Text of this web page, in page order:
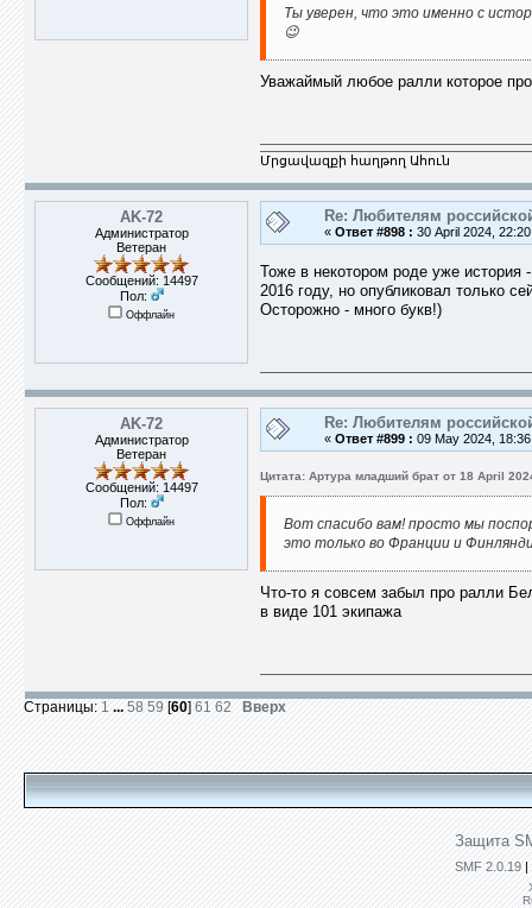
Ты уверен, что это именно с
😉
Уважаймый любое ралли которое
Մրցավազքի հաղթող Ահուն
AK-72
Администратор
Ветеран
Сообщений: 14497
Пол:
Оффлайн
Re: Любителям
« Ответ #898 : 30 April 2024,
Тоже в некотором роде уже история
2016 году, но опубликовал только
Осторожно - много букв!)
AK-72
Администратор
Ветеран
Сообщений: 14497
Пол:
Оффлайн
Re: Любителям
« Ответ #899 : 09 May 2024,
Цитата: Артура младший брат от 18 April
Вот спасибо вам! просто мы
это только во Франции и
Что-то я совсем забыл про ралли
в виде 101 экипажа
Страницы: 1 ... 58 59 [60] 61 62 Вверх
Защита
SMF 2.0.19 |